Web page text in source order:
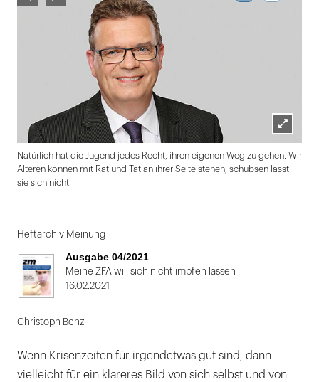
Lightbox
öffnen
Natürlich hat die Jugend jedes Recht, ihren eigenen Weg zu gehen. Wir
Älteren können mit Rat und Tat an ihrer Seite stehen, schubsen lässt
sie sich nicht.
1
von
2
Heftarchiv Meinung
Ausgabe 04/2021
Meine ZFA will sich nicht impfen lassen
16.02.2021
Christoph Benz
Wenn Krisenzeiten für irgendetwas gut sind, dann
vielleicht für ein klareres Bild von sich selbst und von